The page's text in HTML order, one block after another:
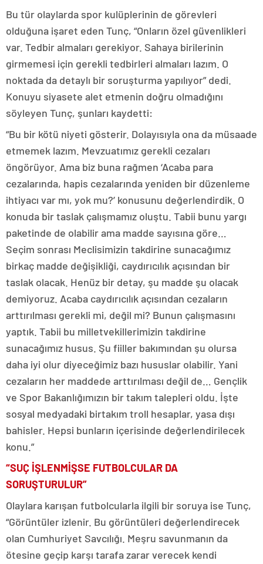
Bu tür olaylarda spor kulüplerinin de görevleri
olduğuna işaret eden Tunç, “Onların özel güvenlikleri
var. Tedbir almaları gerekiyor. Sahaya birilerinin
girmemesi için gerekli tedbirleri almaları lazım. O
noktada da detaylı bir soruşturma yapılıyor” dedi.
Konuyu siyasete alet etmenin doğru olmadığını
söyleyen Tunç, şunları kaydetti:
“Bu bir kötü niyeti gösterir. Dolayısıyla ona da müsaade
etmemek lazım. Mevzuatımız gerekli cezaları
öngörüyor. Ama biz buna rağmen ‘Acaba para
cezalarında, hapis cezalarında yeniden bir düzenleme
ihtiyacı var mı, yok mu?’ konusunu değerlendirdik. O
konuda bir taslak çalışmamız oluştu. Tabii bunu yargı
paketinde de olabilir ama madde sayısına göre…
Seçim sonrası Meclisimizin takdirine sunacağımız
birkaç madde değişikliği, caydırıcılık açısından bir
taslak olacak. Henüz bir detay, şu madde şu olacak
demiyoruz. Acaba caydırıcılık açısından cezaların
arttırılması gerekli mi, değil mi? Bunun çalışmasını
yaptık. Tabii bu milletvekillerimizin takdirine
sunacağımız husus. Şu fiiller bakımından şu olursa
daha iyi olur diyeceğimiz bazı hususlar olabilir. Yani
cezaların her maddede arttırılması değil de… Gençlik
ve Spor Bakanlığımızın bir takım talepleri oldu. İşte
sosyal medyadaki birtakım troll hesaplar, yasa dışı
bahisler. Hepsi bunların içerisinde değerlendirilecek
konu.”
“SUÇ İŞLENMİŞSE FUTBOLCULAR DA
SORUŞTURULUR”
Olaylara karışan futbolcularla ilgili bir soruya ise Tunç,
“Görüntüler izlenir. Bu görüntüleri değerlendirecek
olan Cumhuriyet Savcılığı. Meşru savunmanın da
ötesine geçip karşı tarafa zarar verecek kendi